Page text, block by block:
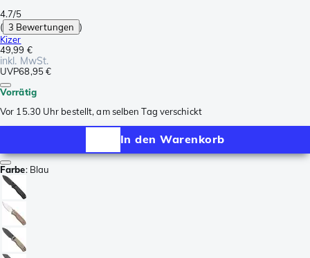
4.7/5
( 3 Bewertungen )
Kizer
49,99 €
inkl. MwSt.
UVP68,95 €
Vorrätig
Vor 15.30 Uhr bestellt, am selben Tag verschickt
In den Warenkorb
Farbe: Blau